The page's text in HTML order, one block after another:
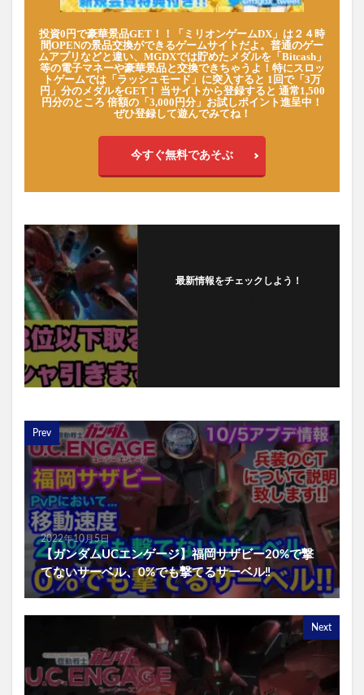
投資0円で豪華景品GET！！「ミリオンゲームDX」は２４時
間OPENの景品交換ができるゲームサイトだよ。普通のゲー
ムアプリなどと違い、MGDXでは貯めたメダルを「Bitcash」
等の電子マネーや豪華景品と交換できちゃうよ！特にスロッ
トゲームでは「ラッシュモード」に突入すると 1回で「3万
円」分のメダルをGET！ 当サイトから登録すると 通常1,500
円分のところ 倍額の「3,000円分」お試しポイント進呈中！
ぜひ登録して遊んでみてね！
今すぐ無料であそぶ
最新情報をチェックしよう！
Prev
2022年10月5日
【ガンダムUCエンゲージ】福岡サザビー20%で撃
てないサーベル、0%でも撃てるサーベル‼️
Next